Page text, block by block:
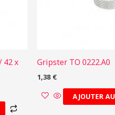
42 x
Gripster TO 0222.A0
1,38 €
AJOUTER